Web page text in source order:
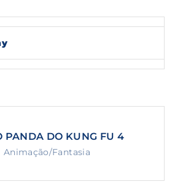
PANDA DO KUNG FU 4
Animação/Fantasia
you agree toour terms and
ourprivacy policy.